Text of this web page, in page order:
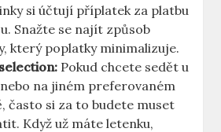
si účtují příplatek za platbu
Snažte se najít způsob
který poplatky minimalizuje.
Pokud chcete sedět u
na jiném preferovaném
často si za to budete muset
Když už máte letenku,